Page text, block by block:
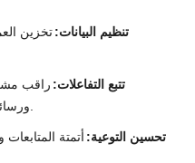
تنظيم البيانات:تخزين
تتبع التفاعلات: راقب
تحسين التوعية: أتمتة المتابعات